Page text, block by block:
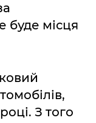
буде місця
З того